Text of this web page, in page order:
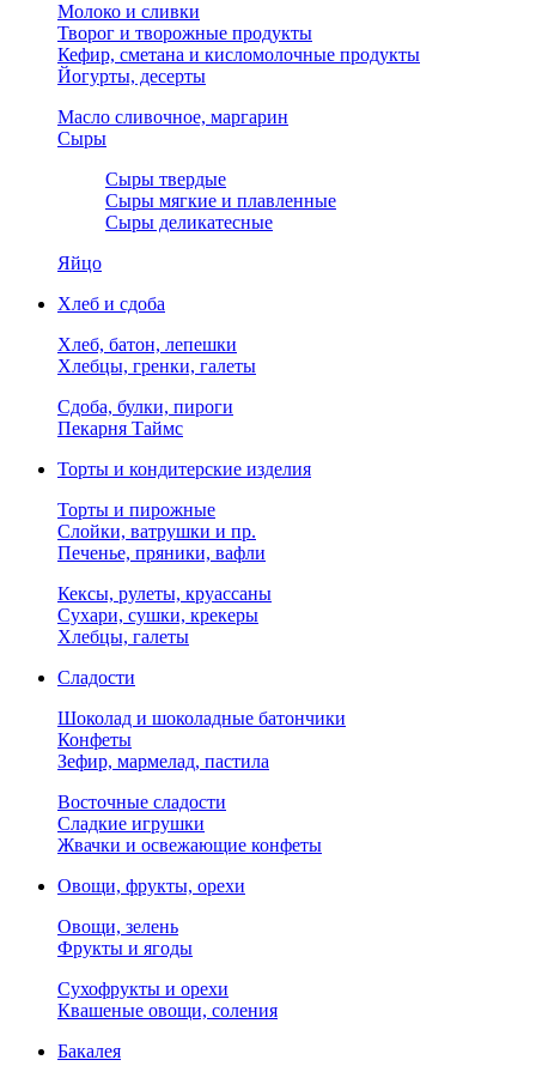
Молоко и сливки
Творог и творожные продукты
Кефир, сметана и кисломолочные продукты
Йогурты, десерты
Масло сливочное, маргарин
Сыры
Сыры твердые
Сыры мягкие и плавленные
Сыры деликатесные
Яйцо
Хлеб и сдоба
Хлеб, батон, лепешки
Хлебцы, гренки, галеты
Сдоба, булки, пироги
Пекарня Таймс
Торты и кондитерские изделия
Торты и пирожные
Слойки, ватрушки и пр.
Печенье, пряники, вафли
Кексы, рулеты, круассаны
Сухари, сушки, крекеры
Хлебцы, галеты
Сладости
Шоколад и шоколадные батончики
Конфеты
Зефир, мармелад, пастила
Восточные сладости
Сладкие игрушки
Жвачки и освежающие конфеты
Овощи, фрукты, орехи
Овощи, зелень
Фрукты и ягоды
Сухофрукты и орехи
Квашеные овощи, соления
Бакалея